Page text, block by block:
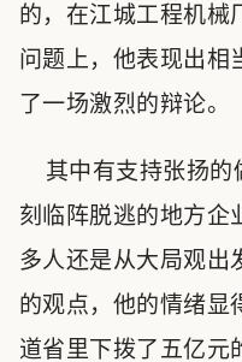
的，在江城工程机械
问题上，他表现出相
了一场激烈的辩论。
其中有支持张扬的
刻临阵脱逃的地方企
多人还是从大局观出
的观点，他的情绪显
道省里下拨了五亿元